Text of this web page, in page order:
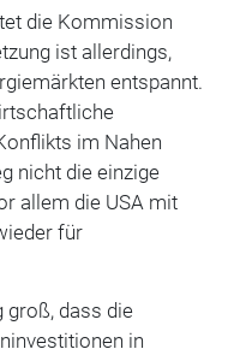
die Kommission
ist allerdings,
entspannt.
im Nahen
nicht die einzige
allem die USA mit
für
groß, dass die
in